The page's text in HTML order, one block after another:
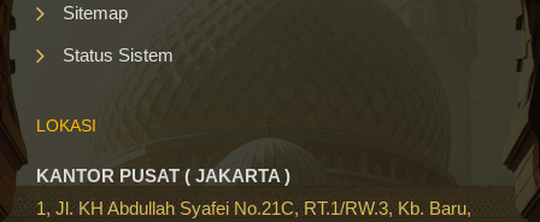
Sitemap
Status Sistem
LOKASI
KANTOR PUSAT ( JAKARTA )
1, Jl. KH Abdullah Syafei No.21C, RT.1/RW.3, Kb. Baru,